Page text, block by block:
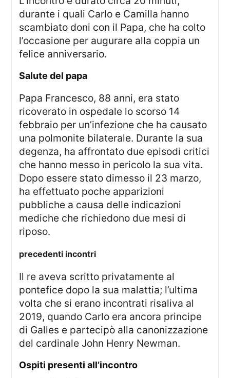
durante i quali Carlo e Camilla hanno
scambiato doni con il Papa, che ha colto
l’occasione per augurare alla coppia un
felice anniversario.
salute del papa
Papa Francesco, 88 anni, era stato
ricoverato in ospedale lo scorso 14
febbraio per un’infezione che ha causato
una polmonite bilaterale. Durante la sua
degenza, ha affrontato due episodi critici
che hanno messo in pericolo la sua vita.
Dopo essere stato dimesso il 23 marzo,
ha effettuato poche apparizioni
pubbliche a causa delle indicazioni
mediche che richiedono due mesi di
riposo.
precedenti incontri
Il re aveva scritto privatamente al
pontefice dopo la sua malattia; l’ultima
volta che si erano incontrati risaliva al
2019, quando Carlo era ancora principe
di Galles e partecipò alla canonizzazione
del cardinale John Henry Newman.
ospiti presenti all’incontro